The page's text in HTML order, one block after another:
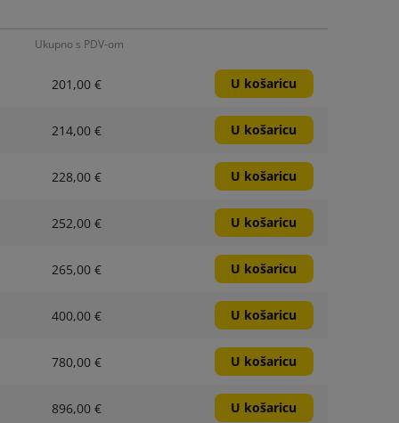
Ukupno s PDV-om
201,00 € U košaricu
214,00 € U košaricu
228,00 € U košaricu
252,00 € U košaricu
265,00 € U košaricu
400,00 € U košaricu
780,00 € U košaricu
896,00 € U košaricu